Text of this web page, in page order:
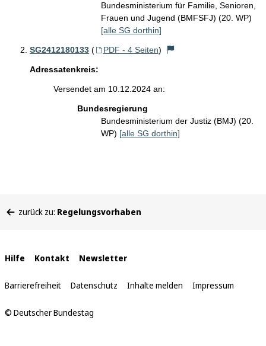
Bundesministerium für Familie, Senioren,
Frauen und Jugend (BMFSFJ) (20. WP)
[alle SG dorthin]
SG2412180133 ( PDF - 4 Seiten)
Adressatenkreis:
Versendet am 10.12.2024 an:
Bundesregierung
Bundesministerium der Justiz (BMJ) (20.
WP) [alle SG dorthin]
befinden
zurück zu: Regelungsvorhaben
Interne
Links
Hilfe Kontakt Newsletter
Barrierefreiheit Datenschutz Inhalte melden Impressum
© Deutscher Bundestag